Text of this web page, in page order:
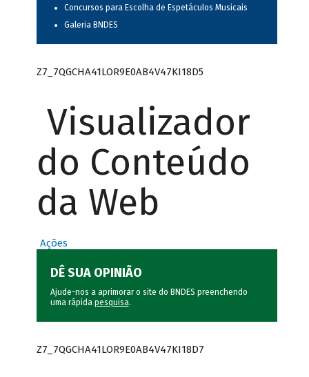
Concursos para Escolha de Espetáculos Musicais
Galeria BNDES
Z7_7QGCHA41LOR9E0AB4V47KI18D5
Visualizador
do Conteúdo
da Web
Ações
DÊ SUA OPINIÃO
Ajude-nos a aprimorar o site do BNDES preenchendo
uma rápida pesquisa.
Z7_7QGCHA41LOR9E0AB4V47KI18D7